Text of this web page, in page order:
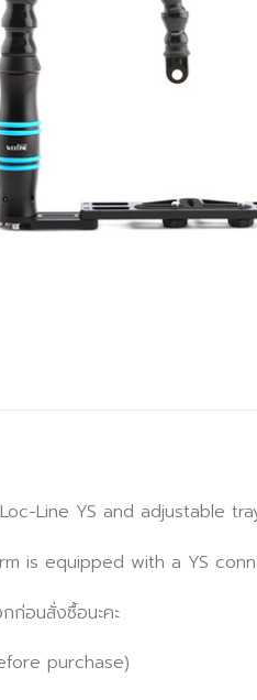
Line YS and adjustable
is equipped with a YS
ก่อนสั่งซื้อนะคะ
purchase)